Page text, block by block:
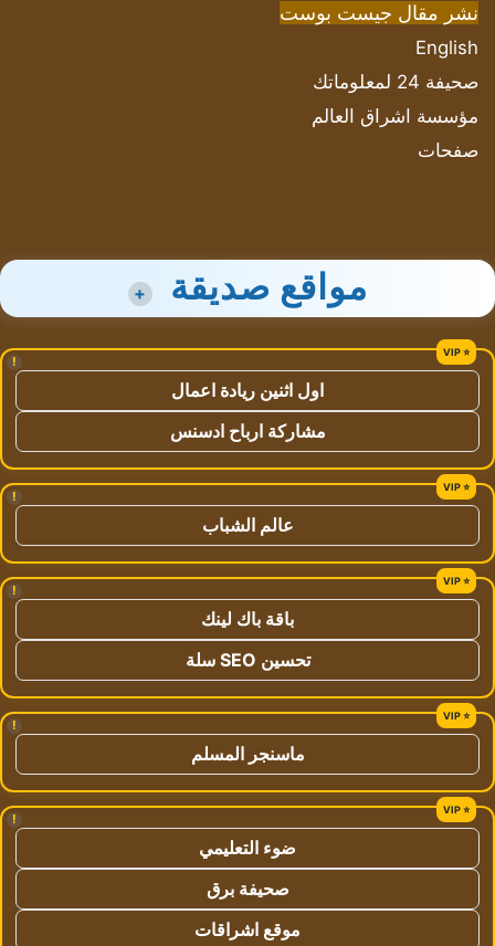
نشر مقال جيست بوست
English
صحيفة 24 لمعلوماتك
مؤسسة اشراق العالم
صفحات
مواقع صديقة +
!
اول اثنين ريادة اعمال
مشاركة ارباح ادسنس
!
عالم الشباب
!
باقة باك لينك
تحسين SEO سلة
!
ماسنجر المسلم
!
ضوء التعليمي
صحيفة برق
موقع اشراقات